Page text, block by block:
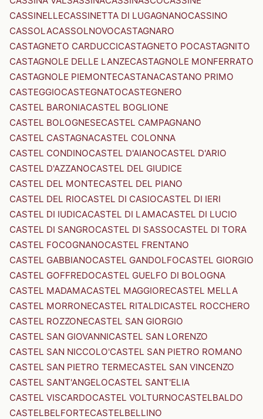
CASSINELLECASSINETTA DI LUGAGNANOCASSINO
CASSOLACASSOLNOVOCASTAGNARO
CASTAGNETO CARDUCCICASTAGNETO POCASTAGNITO
CASTAGNOLE DELLE LANZECASTAGNOLE MONFERRATO
CASTAGNOLE PIEMONTECASTANACASTANO PRIMO
CASTEGGIOCASTEGNATOCASTEGNERO
CASTEL BARONIACASTEL BOGLIONE
CASTEL BOLOGNESECASTEL CAMPAGNANO
CASTEL CASTAGNACASTEL COLONNA
CASTEL CONDINOCASTEL D'AIANOCASTEL D'ARIO
CASTEL D'AZZANOCASTEL DEL GIUDICE
CASTEL DEL MONTECASTEL DEL PIANO
CASTEL DEL RIOCASTEL DI CASIOCASTEL DI IERI
CASTEL DI IUDICACASTEL DI LAMACASTEL DI LUCIO
CASTEL DI SANGROCASTEL DI SASSOCASTEL DI TORA
CASTEL FOCOGNANOCASTEL FRENTANO
CASTEL GABBIANOCASTEL GANDOLFOCASTEL GIORGIO
CASTEL GOFFREDOCASTEL GUELFO DI BOLOGNA
CASTEL MADAMACASTEL MAGGIORECASTEL MELLA
CASTEL MORRONECASTEL RITALDICASTEL ROCCHERO
CASTEL ROZZONECASTEL SAN GIORGIO
CASTEL SAN GIOVANNICASTEL SAN LORENZO
CASTEL SAN NICCOLO'CASTEL SAN PIETRO ROMANO
CASTEL SAN PIETRO TERMECASTEL SAN VINCENZO
CASTEL SANT'ANGELOCASTEL SANT'ELIA
CASTEL VISCARDOCASTEL VOLTURNOCASTELBALDO
CASTELBELFORTECASTELBELLINO